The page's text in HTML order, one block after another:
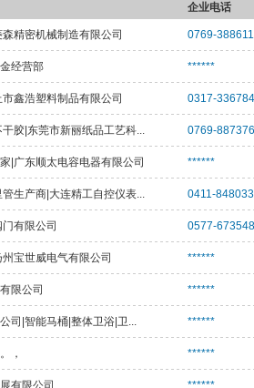
企业电话
精密机械制造有限公司 0769-
经营部 ******
鑫浩塑料制品有限公司 0317-
胶|东莞市新丽纸品工艺科... 0769-
|广东顺太电容电器有限公司 ******
生产商|大连精工自控仪表... 0411-
有限公司 0577-
宝世威电气有限公司 ******
限公司 ******
司|智能马桶|整体卫浴|卫... ******
， ******
有限公司 ******